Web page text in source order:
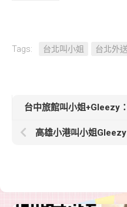
Tags: 台北叫小姐 台北外